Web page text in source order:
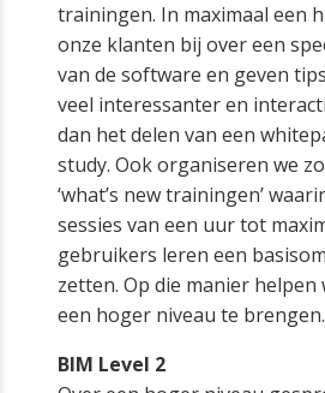
trainingen. In maximaal een
onze klanten bij over een
van de software en geven
veel interessanter en
dan het delen van een
study. Ook organiseren we
‘what’s new trainingen’
sessies van een uur tot
gebruikers leren een
zetten. Op die manier
een hoger niveau te
BIM Level 2